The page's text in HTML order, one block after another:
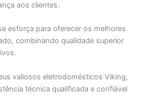
aos clientes.
esforça para oferecer os melhores
combinando qualidade superior
valiosos eletrodomésticos Viking,
técnica qualificada e confiável